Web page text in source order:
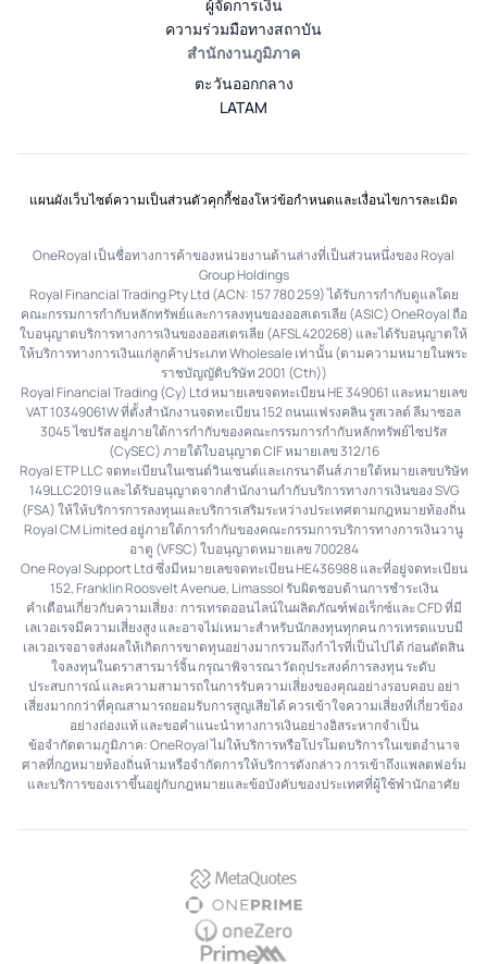
ผู้จัดการเงิน
ความร่วมมือทางสถาบัน
สำนักงานภูมิภาค
ตะวันออกกลาง
LATAM
แผนผังเว็บไซต์ความเป็นส่วนตัวคุกกี้ช่องโหว่ข้อกำหนดและเงื่อนไขการละเมิด
OneRoyal เป็นชื่อทางการค้าของหน่วยงานด้านล่างที่เป็นส่วนหนึ่งของ Royal
Group Holdings
Royal Financial Trading Pty Ltd (ACN: 157 780 259) ได้รับการกำกับดูแลโดย
คณะกรรมการกำกับหลักทรัพย์และการลงทุนของออสเตรเลีย (ASIC) OneRoyal ถือ
ใบอนุญาตบริการทางการเงินของออสเตรเลีย (AFSL 420268) และได้รับอนุญาตให้
ให้บริการทางการเงินแก่ลูกค้าประเภท Wholesale เท่านั้น (ตามความหมายในพระ
ราชบัญญัติบริษัท 2001 (Cth))
Royal Financial Trading (Cy) Ltd หมายเลขจดทะเบียน HE 349061 และหมายเลข
VAT 10349061W ที่ตั้งสำนักงานจดทะเบียน 152 ถนนแฟรงคลิน รูสเวลต์ ลีมาซอล
3045 ไซปรัส อยู่ภายใต้การกำกับของคณะกรรมการกำกับหลักทรัพย์ไซปรัส
(CySEC) ภายใต้ใบอนุญาต CIF หมายเลข 312/16
Royal ETP LLC จดทะเบียนในเซนต์วินเซนต์และเกรนาดีนส์ ภายใต้หมายเลขบริษัท
149LLC2019 และได้รับอนุญาตจากสำนักงานกำกับบริการทางการเงินของ SVG
(FSA) ให้ให้บริการการลงทุนและบริการเสริมระหว่างประเทศตามกฎหมายท้องถิ่น
Royal CM Limited อยู่ภายใต้การกำกับของคณะกรรมการบริการทางการเงินวานู
อาตู (VFSC) ใบอนุญาตหมายเลข 700284
One Royal Support Ltd ซึ่งมีหมายเลขจดทะเบียน HE436988 และที่อยู่จดทะเบียน
152, Franklin Roosvelt Avenue, Limassol รับผิดชอบด้านการชำระเงิน
คำเตือนเกี่ยวกับความเสี่ยง: การเทรดออนไลน์ในผลิตภัณฑ์ฟอเร็กซ์และ CFD ที่มี
เลเวอเรจมีความเสี่ยงสูง และอาจไม่เหมาะสำหรับนักลงทุนทุกคน การเทรดแบบมี
เลเวอเรจอาจส่งผลให้เกิดการขาดทุนอย่างมากรวมถึงกำไรที่เป็นไปได้ ก่อนตัดสิน
ใจลงทุนในตราสารมาร์จิ้น กรุณาพิจารณาวัตถุประสงค์การลงทุน ระดับ
ประสบการณ์ และความสามารถในการรับความเสี่ยงของคุณอย่างรอบคอบ อย่า
เสี่ยงมากกว่าที่คุณสามารถยอมรับการสูญเสียได้ ควรเข้าใจความเสี่ยงที่เกี่ยวข้อง
อย่างถ่องแท้ และขอคำแนะนำทางการเงินอย่างอิสระหากจำเป็น
ข้อจำกัดตามภูมิภาค: OneRoyal ไม่ให้บริการหรือโปรโมตบริการในเขตอำนาจ
ศาลที่กฎหมายท้องถิ่นห้ามหรือจำกัดการให้บริการดังกล่าว การเข้าถึงแพลตฟอร์ม
และบริการของเราขึ้นอยู่กับกฎหมายและข้อบังคับของประเทศที่ผู้ใช้พำนักอาศัย
MetaQuotes
OnePrime
OneZero
PrimeXM